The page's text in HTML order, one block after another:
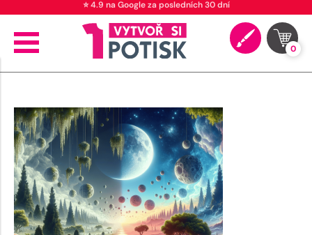
⭐ 4.9 na Google za posledních 30 dní
0